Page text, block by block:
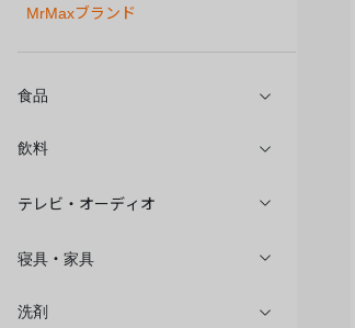
MrMaxブランド
食品
飲料
テレビ・オーディオ
寝具・家具
洗剤